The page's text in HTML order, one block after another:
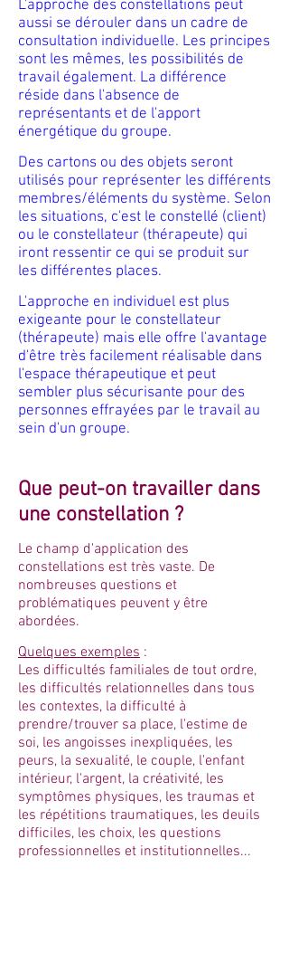
L'approche des constellations peut
aussi se dérouler dans un cadre de
consultation individuelle. Les principes
sont les mêmes, les possibilités de
travail également. La différence
réside dans l'absence de
représentants et de l'apport
énergétique du groupe.
Des cartons ou des objets seront
utilisés pour représenter les différents
membres/éléments du système. Selon
les situations, c'est le constellé (client)
ou le constellateur (thérapeute) qui
iront ressentir ce qui se produit sur
les différentes places.
L'approche en individuel est plus
exigeante pour le constellateur
(thérapeute) mais elle offre l'avantage
d'être très facilement réalisable dans
l'espace thérapeutique et peut
sembler plus sécurisante pour des
personnes effrayées par le travail au
sein d'un groupe.
Que peut-on travailler dans
une constellation ?
Le champ d'application des
constellations est très vaste. De
nombreuses questions et
problématiques peuvent y être
abordées.
Quelques exemples :
Les difficultés familiales de tout ordre,
les difficultés relationnelles dans tous
les contextes, la difficulté à
prendre/trouver sa place, l'estime de
soi, les angoisses inexpliquées, les
peurs, la sexualité, le couple, l'enfant
intérieur, l'argent, la créativité, les
symptômes physiques, les traumas et
les répétitions traumatiques, les deuils
difficiles, les choix, les questions
professionnelles et institutionnelles...